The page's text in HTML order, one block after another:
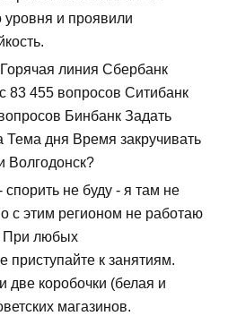
уровня и проявили
линия Сбербанк
83 455 вопросов Ситибанк
Бинбанк Задать
Тема дня Время закручивать
Волгодонск?
спорить не буду - я там не
с этим регионом не работаю
При любых
приступайте к занятиям.
две коробочки (белая и
магазинов.